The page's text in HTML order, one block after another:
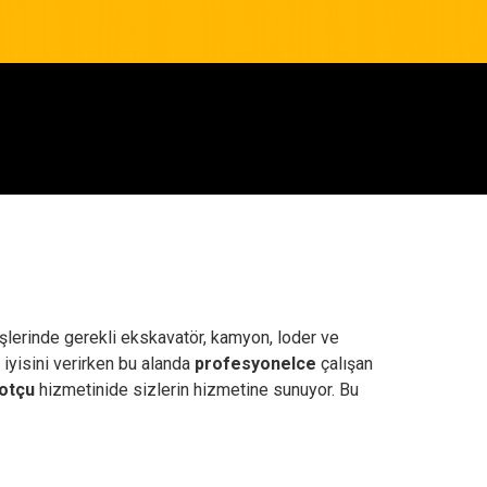
işlerinde gerekli ekskavatör, kamyon, loder ve
verirken bu alanda profesyonelce çalışan
hizmetinide sizlerin hizmetine sunuyor. Bu